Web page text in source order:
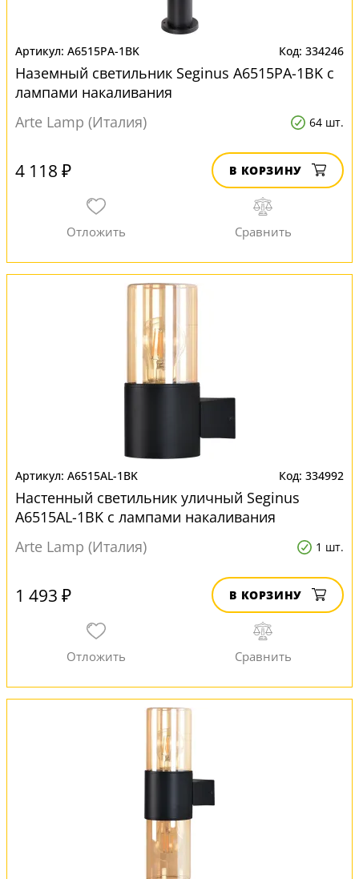
A6515PA-1BK 334246
Наземный светильник Seginus A6515PA-1BK с
лампами накаливания
Arte Lamp (Италия)
64 шт.
4 118 ₽ В КОРЗИНУ
A6515AL-1BK 334992
Настенный светильник уличный Seginus
A6515AL-1BK с лампами накаливания
Arte Lamp (Италия)
1 шт.
1 493 ₽ В КОРЗИНУ